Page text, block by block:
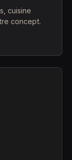
cuisine
concept.